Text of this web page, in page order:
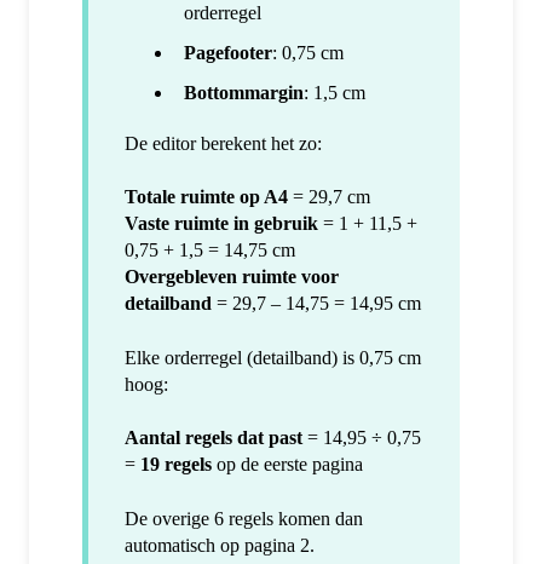
orderregel
Pagefooter: 0,75 cm
Bottommargin: 1,5 cm
De editor berekent het zo:
Totale ruimte op A4 = 29,7 cm
Vaste ruimte in gebruik = 1 + 11,5 +
0,75 + 1,5 = 14,75 cm
Overgebleven ruimte voor
detailband = 29,7 – 14,75 = 14,95 cm
Elke orderregel (detailband) is 0,75 cm
hoog:
Aantal regels dat past = 14,95 ÷ 0,75
= 19 regels op de eerste pagina
De overige 6 regels komen dan
automatisch op pagina 2.